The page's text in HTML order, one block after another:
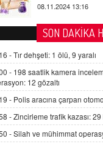
08.11.2024 13:16
FARUK ÖNALAN
Tezkere
2 Kasım 2021 Salı 00:11
AV. DOĞAN
Kişisel verilerin
hukukun
15.09.2025 16:17
SON DAKİKA
-Tır dehşeti: 1 ölü, 9 yaralı
- 198 saatlik kamera
12 gözaltı
- Polis aracına çarpan
-Zincirleme trafik kazası:
-Silah ve mühimmat